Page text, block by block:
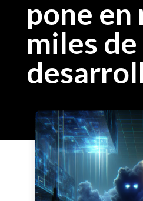
pone en
miles de